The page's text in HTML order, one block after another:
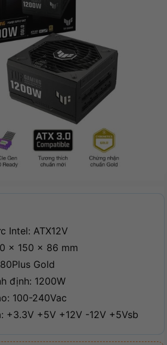
Intel: ATX12V
x 150 x 86 mm
Gold
định: 1200W
100-240Vac
+3.3V +5V +12V -12V +5Vsb